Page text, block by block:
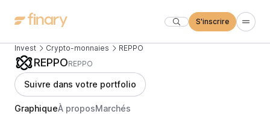
S'inscrire
Invest Crypto-monnaies REPPO
REPPOREPPO
Suivre dans votre portfolio
GraphiqueÀ proposMarchés